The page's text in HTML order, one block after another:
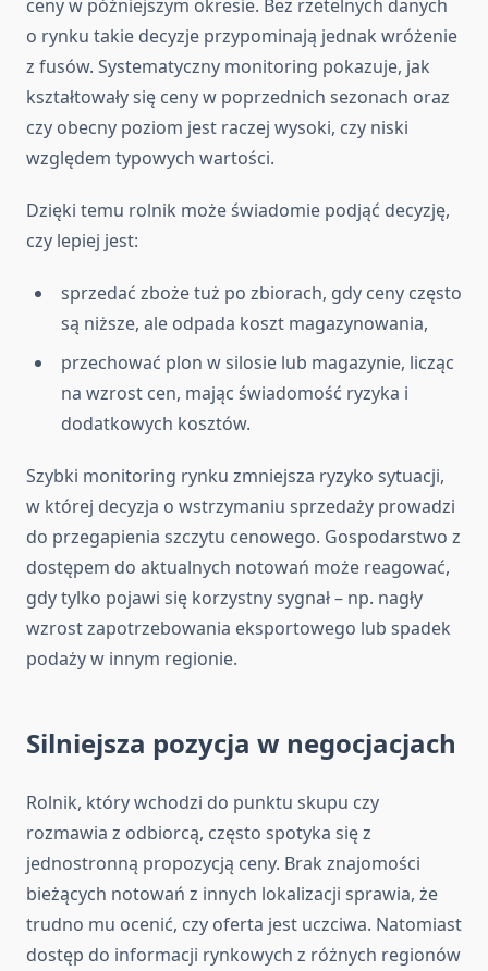
ceny w późniejszym okresie. Bez rzetelnych danych
o rynku takie decyzje przypominają jednak wróżenie
z fusów. Systematyczny monitoring pokazuje, jak
kształtowały się ceny w poprzednich sezonach oraz
czy obecny poziom jest raczej wysoki, czy niski
względem typowych wartości.
Dzięki temu rolnik może świadomie podjąć decyzję,
czy lepiej jest:
sprzedać zboże tuż po zbiorach, gdy ceny często
są niższe, ale odpada koszt magazynowania,
przechować plon w silosie lub magazynie, licząc
na wzrost cen, mając świadomość ryzyka i
dodatkowych kosztów.
Szybki monitoring rynku zmniejsza ryzyko sytuacji,
w której decyzja o wstrzymaniu sprzedaży prowadzi
do przegapienia szczytu cenowego. Gospodarstwo z
dostępem do aktualnych notowań może reagować,
gdy tylko pojawi się korzystny sygnał – np. nagły
wzrost zapotrzebowania eksportowego lub spadek
podaży w innym regionie.
Silniejsza pozycja w negocjacjach
Rolnik, który wchodzi do punktu skupu czy
rozmawia z odbiorcą, często spotyka się z
jednostronną propozycją ceny. Brak znajomości
bieżących notowań z innych lokalizacji sprawia, że
trudno mu ocenić, czy oferta jest uczciwa. Natomiast
dostęp do informacji rynkowych z różnych regionów